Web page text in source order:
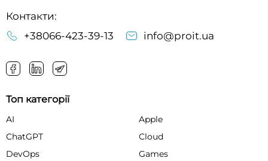
Контакти:
+38066-423-39-13
info@proit.ua
Топ категорії
AI
Apple
ChatGPT
Cloud
DevOps
Games